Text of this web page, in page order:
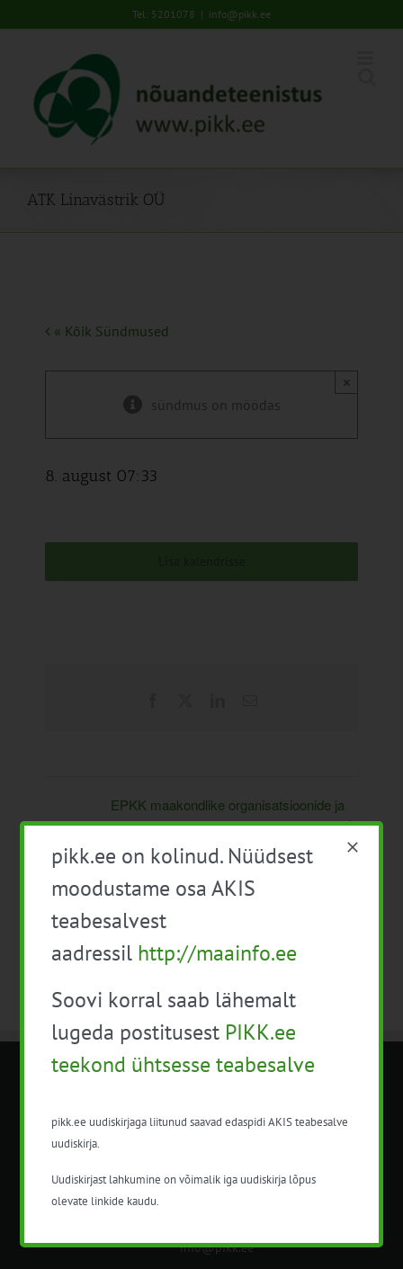
to
Tel: 5201078 | info@pikk.ee
ATK Linavästrik OÜ
« Kõik Sündmused
sündmus on möödas
×
8. august 07:33
EPKK maakondlike organisatsioonide ja
põllumajandusgruppi juhatuse ühine nõupidamine
Maa-ametis Tallinnas
nõustamisteenuseid.
info@pikk.ee
pikk.ee on kolinud. Nüüdsest
moodustame osa AKIS
teabesalvest
aadressil http://maainfo.ee
Soovi korral saab lähemalt
lugeda postitusest PIKK.ee
teekond ühtsesse teabesalve
pikk.ee uudiskirjaga liitunud saavad edaspidi AKIS teabesalve
uudiskirja.
Uudiskirjast lahkumine on võimalik iga uudiskirja lõpus
olevate linkide kaudu.